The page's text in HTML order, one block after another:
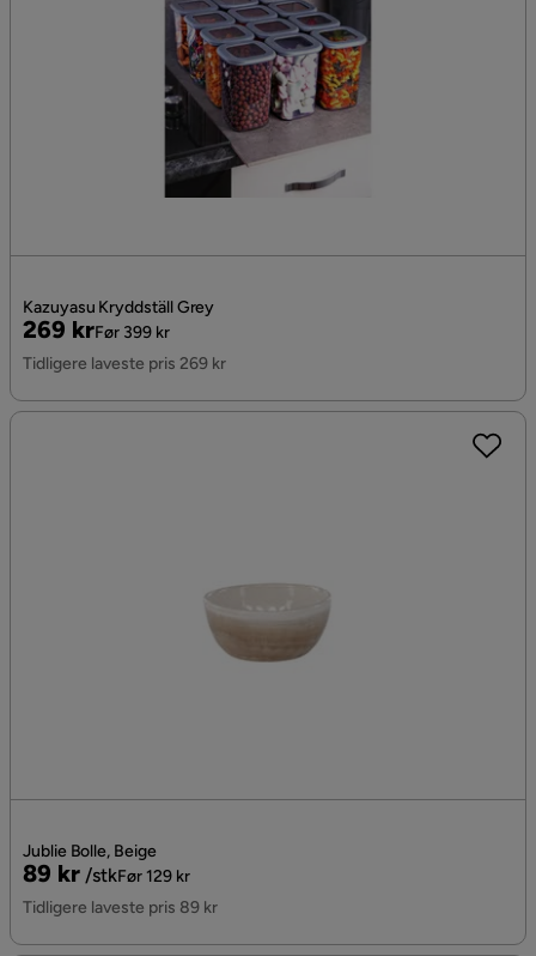
Kazuyasu Kryddställ Grey
Pris
269 kr
Original
Pris
Før 399 kr
Tidligere laveste pris 269 kr
Jublie Bolle, Beige
Pris
89 kr /stk
Original
Pris
Før 129 kr
Tidligere laveste pris 89 kr